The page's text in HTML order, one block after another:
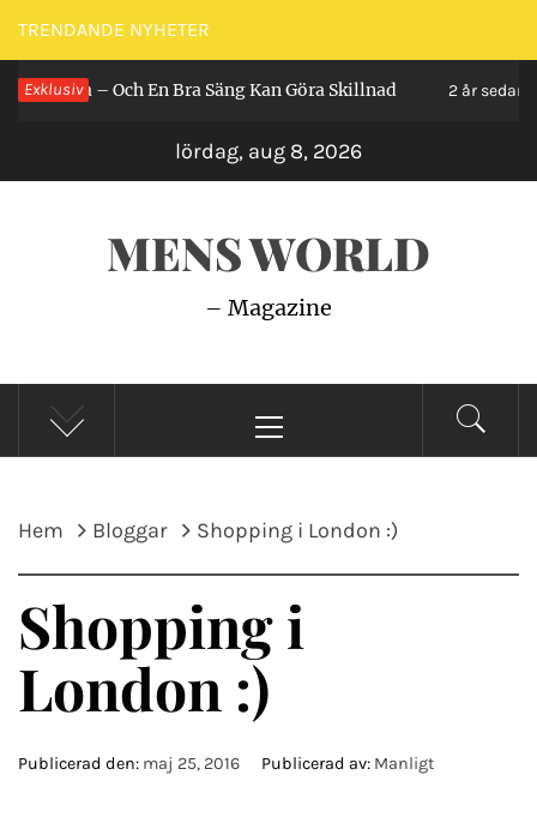
Hoppa
till
innehåll
TRENDANDE NYHETER
Exklusiv
– Och En Bra Säng Kan Göra Skillnad 2 år sedan Så
lördag, aug 8, 2026
MENS WORLD
– Magazine
meny
Hem Bloggar Shopping i London :)
Shopping i
London :)
Publicerad den: maj 25, 2016 Publicerad av: Manligt